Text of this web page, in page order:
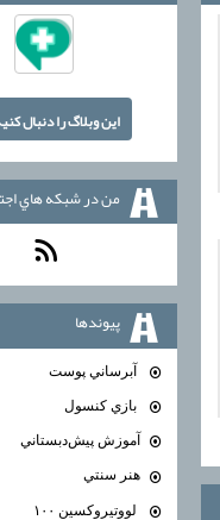
اين وبلاگ را دنبال
من در شبكه هاي
پيوندها
آبرساني پوست
بازي كنسول
آموزش پيش‌دبستاني
هنر سنتي
لووتيروكسين ۱۰۰